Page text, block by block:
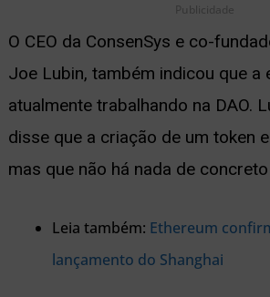
Publicidade
O CEO da ConsenSys e co-
Joe Lubin, também indicou que a
atualmente trabalhando na DAO.
disse que a criação de um token
mas que não há nada de
Leia também: Ethereum
lançamento do Shanghai